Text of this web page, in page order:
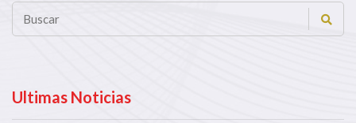
Ultimas Noticias